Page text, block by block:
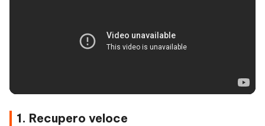
1. Recupero veloce